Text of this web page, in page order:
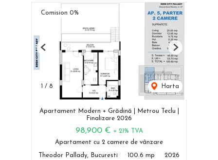
Comision 0%
1 / 8 Harta
Previous Next
Apartament Modern + Grădină | Metrou Teclu |
Finalizare 2026
98,900 € + 21% TVA
Apartament cu 2 camere de vânzare
Theodor Pallady, Bucuresti 100.6 mp 2026